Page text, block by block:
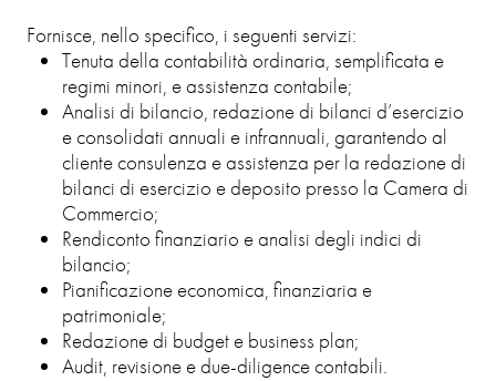
Fornisce, nello specifico, i seguenti servizi:
Tenuta della contabilità ordinaria, semplificata e
regimi minori, e assistenza contabile;
Analisi di bilancio, redazione di bilanci d’esercizio
e consolidati annuali e infrannuali, garantendo al
cliente consulenza e assistenza per la redazione di
bilanci di esercizio e deposito presso la Camera di
Commercio;
Rendiconto finanziario e analisi degli indici di
bilancio;
Pianificazione economica, finanziaria e
patrimoniale;
Redazione di budget e business plan;
Audit, revisione e due-diligence contabili.